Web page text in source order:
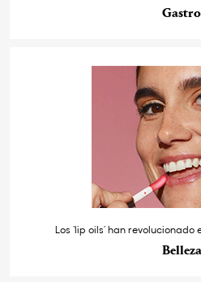
Gastro
Los ‘lip oils’ han
Belleza